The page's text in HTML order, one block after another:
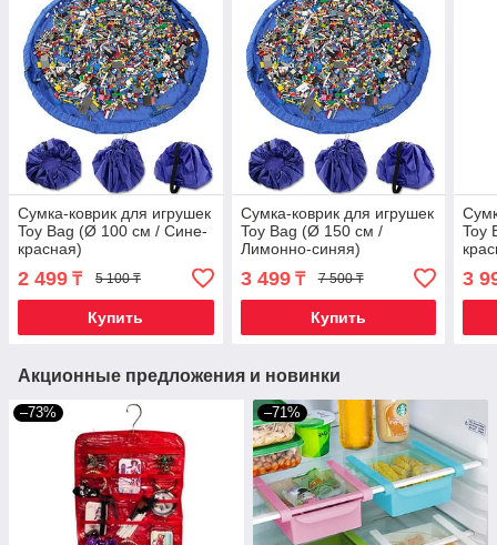
Сумка-коврик для игрушек
Toy Bag (Ø 100 см / Сине-
красная)
2 499 ₸ 5 100 ₸
Купить
Сумка-коврик для игрушек
Toy Bag (Ø 150 см /
Лимонно-синяя)
3 499₸ 7 500 ₸
Купить
Toy
3
Акционные предложения и новинки
–73% –71%